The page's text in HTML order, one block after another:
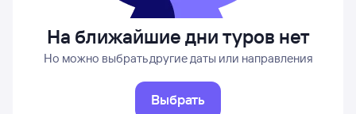
На ближайшие дни туров нет
Но можно выбрать другие даты или направления
Выбрать